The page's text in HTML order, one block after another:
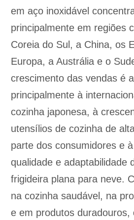
em aço inoxidável
principalmente em regiões
Coreia do Sul, a China, os
Europa, a Austrália e o
crescimento das vendas é
principalmente à
cozinha japonesa, à
utensílios de cozinha de
parte dos consumidores e
qualidade e adaptabilidade
frigideira plana para neve.
na cozinha saudável, na
e em produtos duradouros,